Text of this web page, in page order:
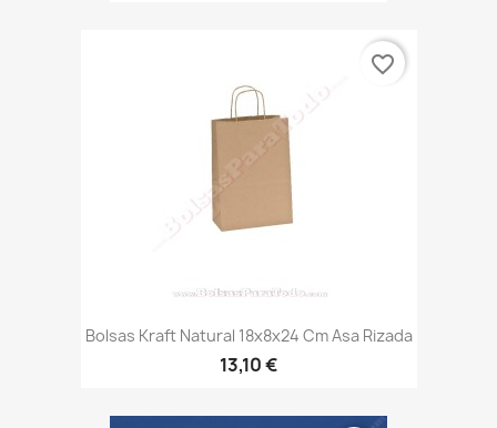
Bolsas Kraft Natural 18x8x24 Cm Asa Rizada
13,10 €
favorite_border